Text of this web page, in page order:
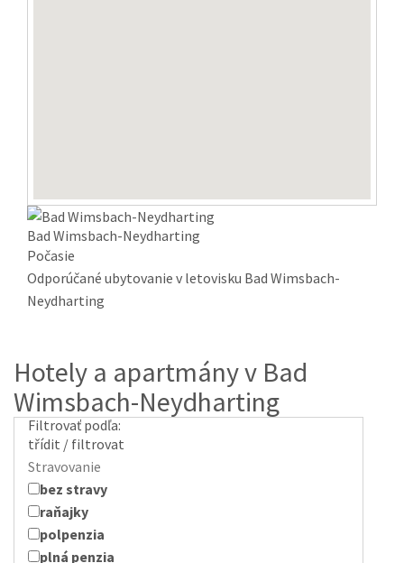
Bad Wimsbach-Neydharting
Počasie
Odporúčané ubytovanie v letovisku Bad Wimsbach-
Neydharting
Hotely a apartmány v Bad
Wimsbach-Neydharting
Filtrovať podľa:
třídit / filtrovat
Stravovanie
bez stravy
raňajky
polpenzia
plná penzia